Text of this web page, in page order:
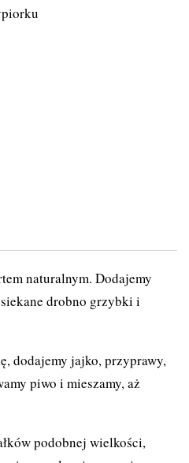
naturalnym. Dodajemy
drobno grzybki i
dodajemy jajko, przyprawy,
piwo i mieszamy, aż
podobnej wielkości,